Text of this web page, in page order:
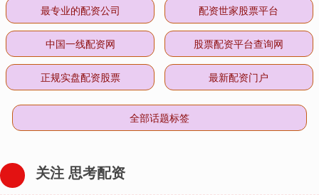
最专业的配资公司 配资世家股票平台
中国一线配资网 股票配资平台查询网
正规实盘配资股票 最新配资门户
全部话题标签
关注 思考配资